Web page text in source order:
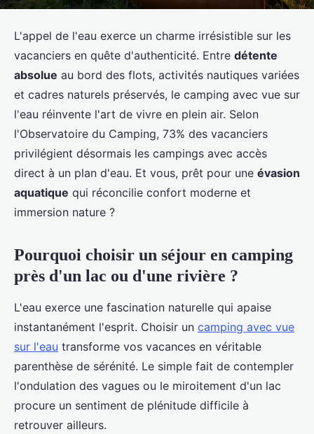
L'appel de l'eau exerce un charme irrésistible sur les
vacanciers en quête d'authenticité. Entre détente
absolue au bord des flots, activités nautiques variées
et cadres naturels préservés, le camping avec vue sur
l'eau réinvente l'art de vivre en plein air. Selon
l'Observatoire du Camping, 73% des vacanciers
privilégient désormais les campings avec accès
direct à un plan d'eau. Et vous, prêt pour une évasion
aquatique qui réconcilie confort moderne et
immersion nature ?
Pourquoi choisir un séjour en camping
près d'un lac ou d'une rivière ?
L'eau exerce une fascination naturelle qui apaise
instantanément l'esprit. Choisir un camping avec vue
sur l'eau transforme vos vacances en véritable
parenthèse de sérénité. Le simple fait de contempler
l'ondulation des vagues ou le miroitement d'un lac
procure un sentiment de plénitude difficile à
retrouver ailleurs.